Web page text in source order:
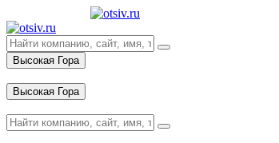
Высокая Гора
Высокая Гора